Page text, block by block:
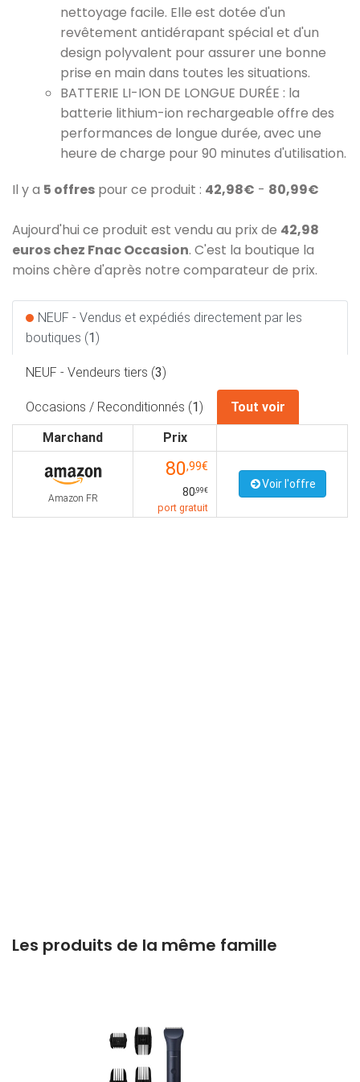
nettoyage facile. Elle est dotée d'un
revêtement antidérapant spécial et d'un
design polyvalent pour assurer une bonne
prise en main dans toutes les situations.
BATTERIE LI-ION DE LONGUE DURÉE : la
batterie lithium-ion rechargeable offre des
performances de longue durée, avec une
heure de charge pour 90 minutes d'utilisation.
Il y a 5 offres pour ce produit : 42,98€ - 80,99€
Aujourd'hui ce produit est vendu au prix de 42,98
euros chez Fnac Occasion. C'est la boutique la
moins chère d'après notre comparateur de prix.
NEUF - Vendus et expédiés directement par les
boutiques (1)
NEUF - Vendeurs tiers (3)
Occasions / Reconditionnés (1)
Tout voir
Marchand
Prix
Amazon FR
80,99€
80,99€
port gratuit
Voir l'offre
Les produits de la même famille